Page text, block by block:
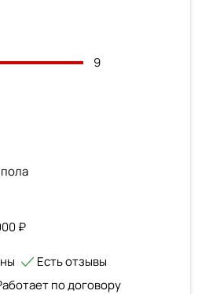
9
₽
Есть отзывы
по договору